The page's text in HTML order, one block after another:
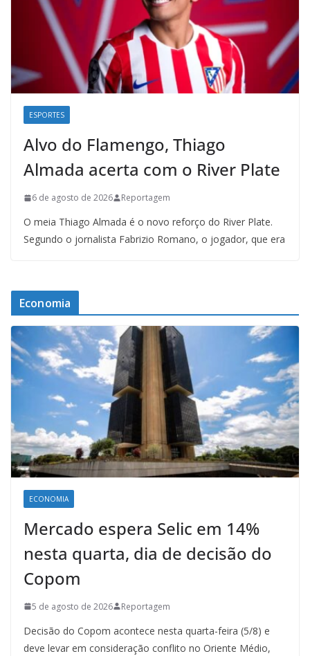
ESPORTES
Alvo do Flamengo, Thiago
Almada acerta com o River Plate
6 de agosto de 2026 Reportagem
O meia Thiago Almada é o novo reforço do River Plate.
Segundo o jornalista Fabrizio Romano, o jogador, que era
Economia
ECONOMIA
Mercado espera Selic em 14%
nesta quarta, dia de decisão do
Copom
5 de agosto de 2026 Reportagem
Decisão do Copom acontece nesta quarta-feira (5/8) e
deve levar em consideração conflito no Oriente Médio,